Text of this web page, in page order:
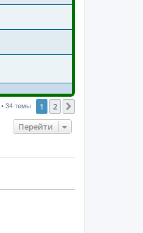
• 34 темы 1 2
Перейти